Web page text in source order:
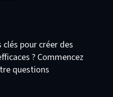
pour créer des
? Commencez
questions